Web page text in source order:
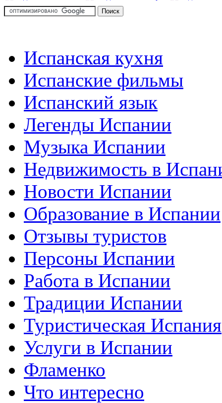
Испанская кухня
Испанские фильмы
Испанский язык
Легенды Испании
Музыка Испании
Недвижимость в
Новости Испании
Образование в Испании
Отзывы туристов
Персоны Испании
Работа в Испании
Традиции Испании
Туристическая Испания
Услуги в Испании
Фламенко
Что интересно